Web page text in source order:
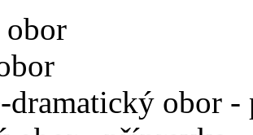
obor
dramatický obor -